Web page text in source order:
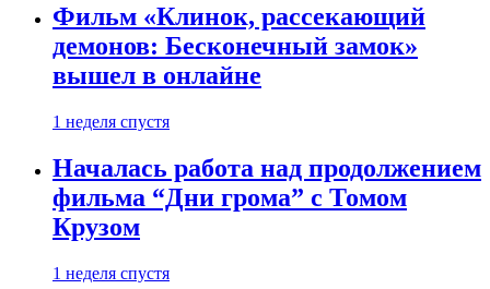
Фильм «Клинок, рассекающий
демонов: Бесконечный замок»
вышел в онлайне
1 неделя спустя
Началась работа над продолжением
фильма “Дни грома” с Томом
Крузом
1 неделя спустя